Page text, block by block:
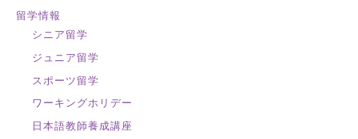
留学情報
シニア留学
ジュニア留学
スポーツ留学
ワーキングホリデー
日本語教師養成講座